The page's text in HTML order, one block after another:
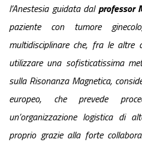
l’Anestesia guidata dalprofessor
paziente con tumore
multidisciplinare che, fra le altre
utilizzare una sofisticatissima
sulla Risonanza Magnetica,
europeo, che prevede
un’organizzazione logistica di
proprio grazie alla forte